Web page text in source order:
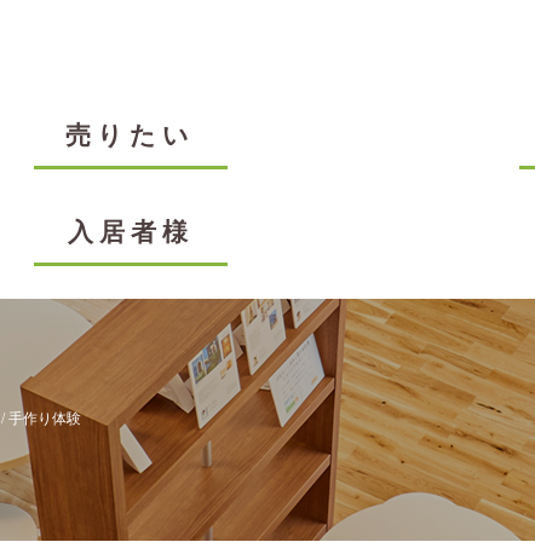
売りたい
入居者様
/ 手作り体験